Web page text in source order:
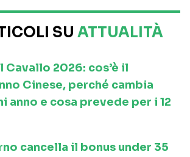
SU ATTUALITÀ
Cavallo 2026: cos’è il
Cinese, perché cambia
anno e cosa prevede per i 12
cancella il bonus under 35